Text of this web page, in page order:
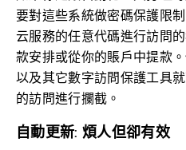
要對這些系統做密碼保護限
云服務的任意代碼進行訪問
款安排或從你的賬戶中提款
以及其它數字訪問保護工具
的訪問進行攔截。
自動更新: 煩人但卻有效